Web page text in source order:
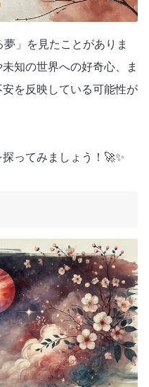
」を見たことがありま
知の世界への好奇心、ま
を反映している可能性が
ってみましょう！🚀✨